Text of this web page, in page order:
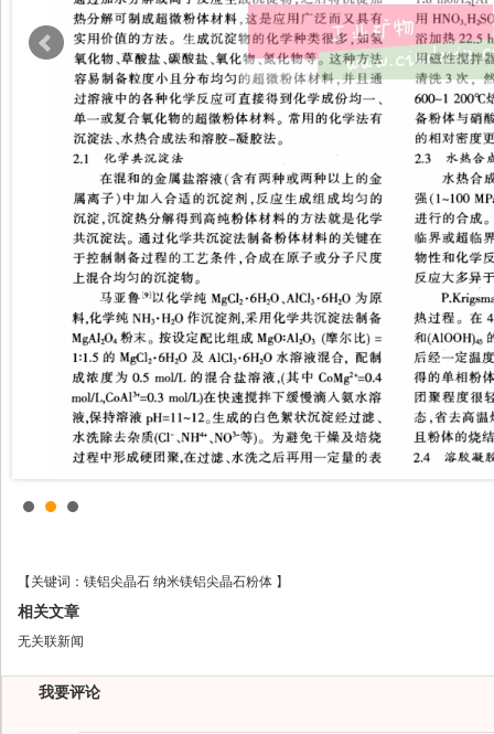
【 关键词： 镁铝尖晶石 纳米镁铝尖晶石粉体 】
相关文章
无关联新闻
我要评论